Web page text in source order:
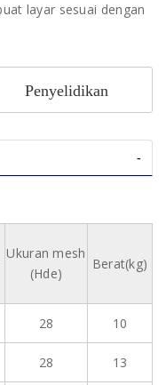
layar sesuai dengan
Penyelidikan
Ukuran mesh
(Hde)
Berat(kg)
28 10
28 13